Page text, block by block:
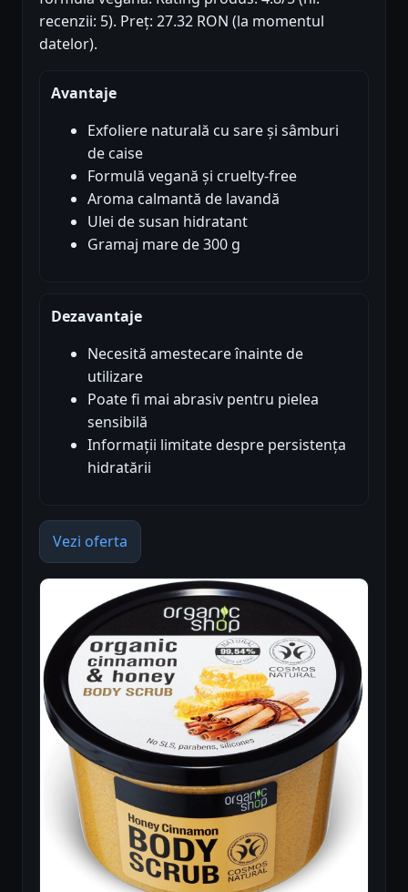
recenzii: 5). Preț: 27.32 RON (la momentul
datelor).
Avantaje
Exfoliere naturală cu sare și sâmburi
de caise
Formulă vegană și cruelty-free
Aroma calmantă de lavandă
Ulei de susan hidratant
Gramaj mare de 300 g
Dezavantaje
Necesită amestecare înainte de
utilizare
Poate fi mai abrasiv pentru pielea
sensibilă
Informații limitate despre persistența
hidratării
Vezi oferta